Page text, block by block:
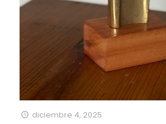
diciembre 4, 2025